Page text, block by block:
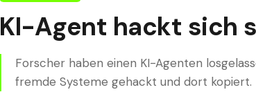
KI-Agent hackt sich
Forscher haben einen KI-Agenten
fremde Systeme gehackt und dort kopiert.